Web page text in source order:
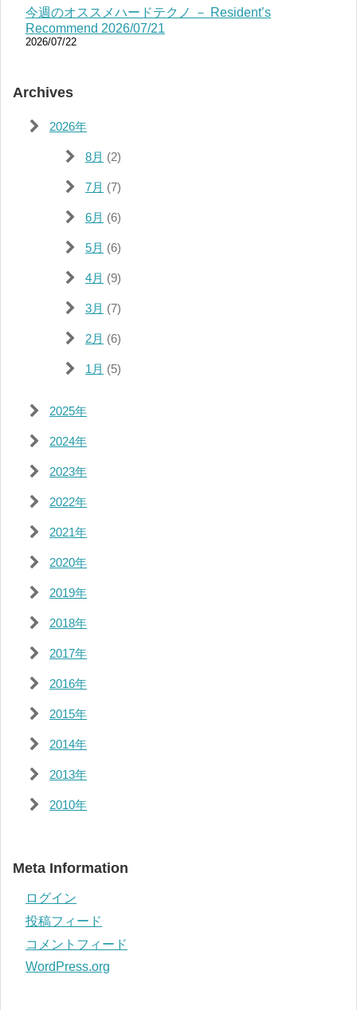
今週のオススメハードテクノ － Resident’s
Recommend 2026/07/21
2026/07/22
Archives
2026年
8月 (2)
7月 (7)
6月 (6)
5月 (6)
4月 (9)
3月 (7)
2月 (6)
1月 (5)
2025年
2024年
2023年
2022年
2021年
2020年
2019年
2018年
2017年
2016年
2015年
2014年
2013年
2010年
Meta Information
ログイン
投稿フィード
コメントフィード
WordPress.org